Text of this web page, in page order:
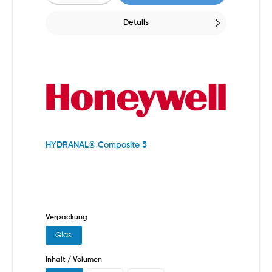
Details
HYDRANAL® Composite 5
Verpackung
Glas
Inhalt / Volumen